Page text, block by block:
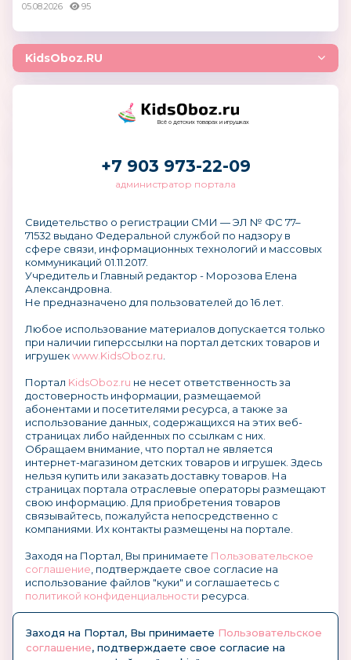
05.08.2026 95
KidsOboz.RU
Всё о детских товарах и игрушках
+7 903 973-22-09
администратор портала
Свидетельство о регистрации СМИ — ЭЛ № ФС 77–
71532 выдано Федеральной службой по надзору в
сфере связи, информационных технологий и массовых
коммуникаций 01.11.2017.
Учредитель и Главный редактор - Морозова Елена
Александровна.
Не предназначено для пользователей до 16 лет.
Любое использование материалов допускается только
при наличии гиперссылки на портал детских товаров и
игрушекwww.KidsOboz.ru
Портал KidsOboz.ru не несет ответственность за
достоверность информации, размещаемой
абонентами и посетителями ресурса, а также за
использование данных, содержащихся на этих веб-
страницах либо найденных по ссылкам с них.
Обращаем внимание, что портал не является
интернет-магазином детских товаров и игрушек. Здесь
нельзя купить или заказать доставку товаров. На
страницах портала отраслевые операторы размещают
свою информацию. Для приобретения товаров
связывайтесь, пожалуйста непосредственно с
компаниями. Их контакты размещены на портале.
Заходя на Портал, Вы принимаете Пользовательское
соглашение , подтверждаете свое согласие на
использование файлов "куки" и соглашаетесь с
политикой конфиденциальности ресурса.
Заходя на Портал, Вы принимаете Пользовательское
соглашение, подтверждаете свое согласие на